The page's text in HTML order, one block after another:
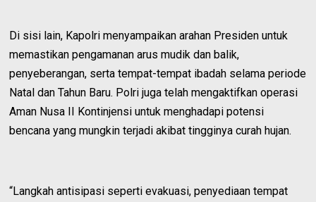
Di sisi lain, Kapolri menyampaikan arahan Presiden untuk
memastikan pengamanan arus mudik dan balik,
penyeberangan, serta tempat-tempat ibadah selama periode
Natal dan Tahun Baru. Polri juga telah mengaktifkan operasi
Aman Nusa II Kontinjensi untuk menghadapi potensi
bencana yang mungkin terjadi akibat tingginya curah hujan.
“Langkah antisipasi seperti evakuasi, penyediaan tempat